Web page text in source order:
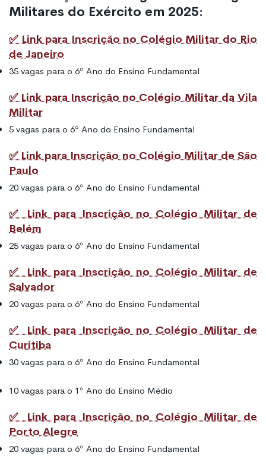
Militares do Exército em 2025:
✅ Link para Inscrição no Colégio Militar do Rio
de Janeiro
35 vagas para o 6º Ano do Ensino Fundamental
✅ Link para Inscrição no Colégio Militar da Vila
Militar
5 vagas para o 6º Ano do Ensino Fundamental
✅ Link para Inscrição no Colégio Militar de São
Paulo
20 vagas para o 6º Ano do Ensino Fundamental
✅ Link para Inscrição no Colégio Militar de
Belém
25 vagas para o 6º Ano do Ensino Fundamental
✅ Link para Inscrição no Colégio Militar de
Salvador
20 vagas para o 6º Ano do Ensino Fundamental
✅ Link para Inscrição no Colégio Militar de
Curitiba
30 vagas para o 6º Ano do Ensino Fundamental
10 vagas para o 1º Ano do Ensino Médio
✅ Link para Inscrição no Colégio Militar de
Porto Alegre
20 vagas para o 6º Ano do Ensino Fundamental